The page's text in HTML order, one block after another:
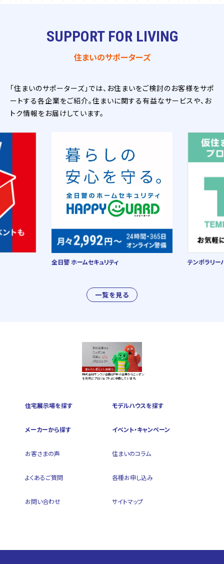
SUPPORT FOR LIVING
住まいのサポーターズ
「住まいのサポーターズ」では、お住まいをご検討のお客様をサポ
ートする各企業をご紹介。住まいに関する有益なサービスや、お
トク情報をお届けしています。
一覧を見る
全日警 ホームセキュリティ テンポラリー
株式会社サンフジ企画は『中小企業からニッポン
を元気にプロジェクト』に参画しています。
住宅展示場を探す モデルハウスを探す
メーカーから探す イベント・キャンペーン
お客さまの声 住まいのコラム
よくあるご質問 各種お申し込み
お問い合わせ サイトマップ